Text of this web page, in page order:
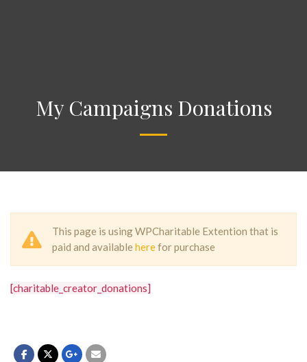
My Campaigns Donations
This page is using WPCharitable Extention that is
paid and available herefor purchase
[charitable_creator_donations]